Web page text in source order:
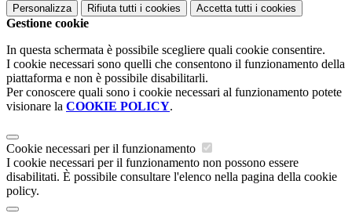
Personalizza Rifiuta tutti i cookies Accetta tutti i cookies
Gestione cookie
In questa schermata è possibile scegliere quali cookie consentire.
I cookie necessari sono quelli che consentono il funzionamento della
piattaforma e non è possibile disabilitarli.
Per conoscere quali sono i cookie necessari al funzionamento potete
visionare la COOKIE POLICY.
Cookie necessari per il funzionamento
I cookie necessari per il funzionamento non possono essere
disabilitati. È possibile consultare l'elenco nella pagina della cookie
policy.